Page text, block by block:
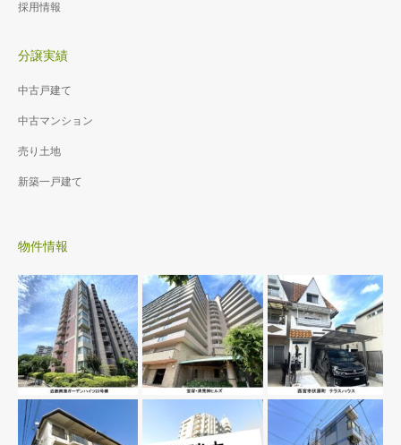
採用情報
分譲実績
中古戸建て
中古マンション
売り土地
新築一戸建て
物件情報